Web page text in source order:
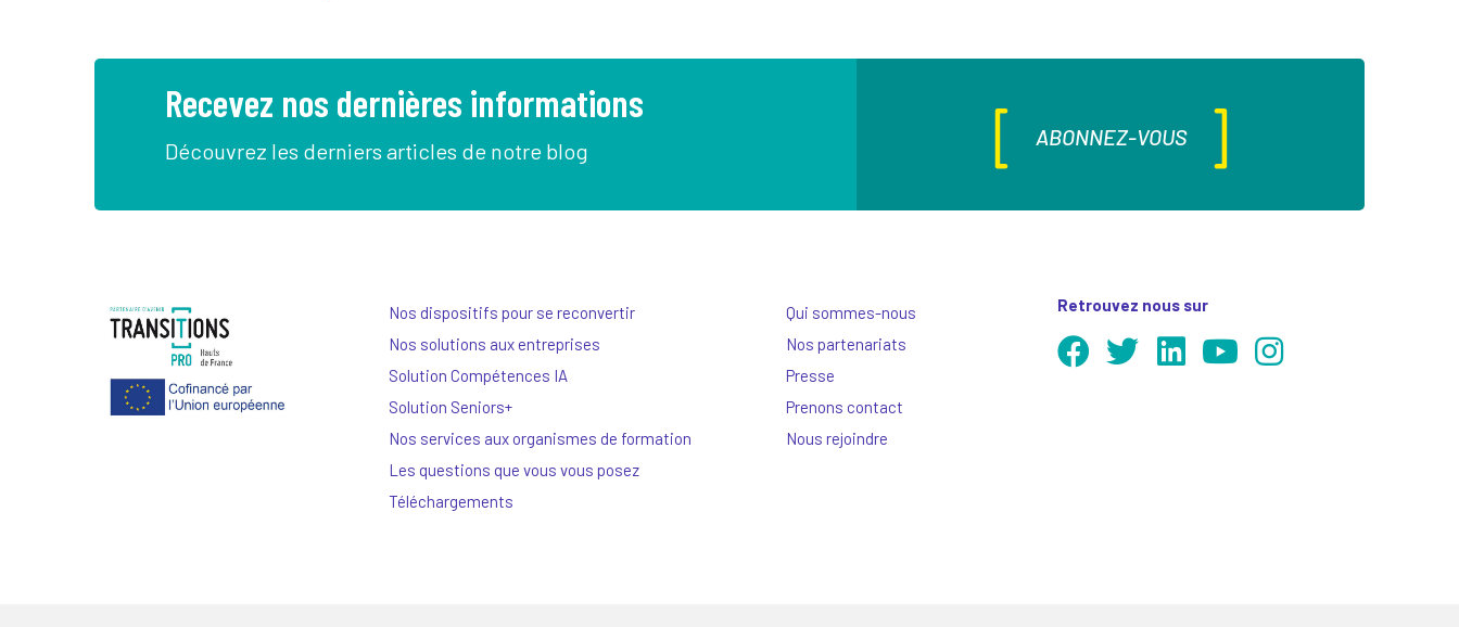
Recevez nos dernières informations
Découvrez les derniers articles de notre blog
ABONNEZ-VOUS
Nos dispositifs pour se reconvertir
Nos solutions aux entreprises
Solution Compétences IA
Solution Seniors+
Nos services aux organismes de formation
Les questions que vous vous posez
Téléchargements
Qui sommes-nous
Nos partenariats
Presse
Prenons contact
Nous rejoindre
Retrouvez nous sur